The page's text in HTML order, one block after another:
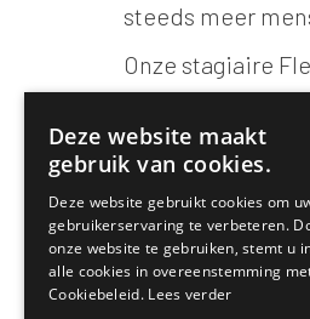
steeds meer
Onze stagiaire
Hersenstichting.
Wil jij kans
Terug naar
Deze website maakt
gebruik van cookies.
Deze website gebruikt cookies om
gebruikerservaring te verbeteren.
onze website te gebruiken, stemt u
alle cookies in overeenstemming
Cookiebeleid. Lees verder